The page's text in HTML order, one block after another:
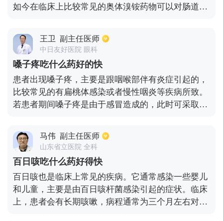
如今在临床上比较常见的奥体溴铵药物可以对肠道运
泻，可选择减少肠胃蠕动的复方蒂芬诺酯药物来进行
缓解，不过只能够短期服药，长时间服药会对身体产
生很大副作用。蒙脱石散对于因病毒而引起消化道疾
病具有着很强的抑制效果，如果因细菌感染而导致的
病情可进行抗感染治疗。
王卫 副主任医师
中日友好医院 眼科
嗓子疼吃什么药好的快
患者出现嗓子疼，主要是跟咽喉部伴有炎症引起的，
比较常见的有扁桃体感染或者慢性咽炎等疾病所致。
若患者期间嗓子疼是由于感冒造成的，此时可采取中
感染的患者是需要采用抗生素药物治疗，效果会比较
好，同时也可以使用一些含片，比如西瓜霜或者金嗓
子喉宝等是能够缓解症状，但治疗期间也要多补充水
分，有利于病情恢复。
马伟 副主任医师
山东省立医院 全科
百日咳吃什么药好得快
百日咳也是临床上常见的疾病。它通常感染一些婴儿
和儿童，主要是由百日咳杆菌感染引起的症状。临床
上，患者会有长期咳嗽，病程通常为三个月左右对于